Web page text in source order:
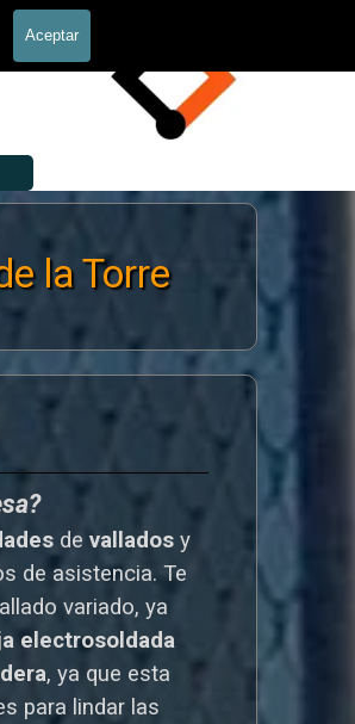
Aceptar
la Torre
de vallados y
de asistencia. Te
variado, ya
electrosoldada
, ya que esta
para lindar las